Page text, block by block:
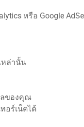
หรือ Google
หล่านั้น
ลของคุณ
อร์เน็ตได้